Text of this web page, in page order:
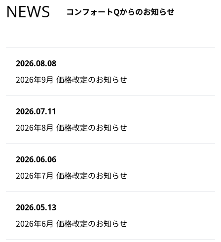
NEWS コンフォートQからのお知らせ
2026.08.08
2026年9月 価格改定のお知らせ
2026.07.11
2026年8月 価格改定のお知らせ
2026.06.06
2026年7月 価格改定のお知らせ
2026.05.13
2026年6月 価格改定のお知らせ